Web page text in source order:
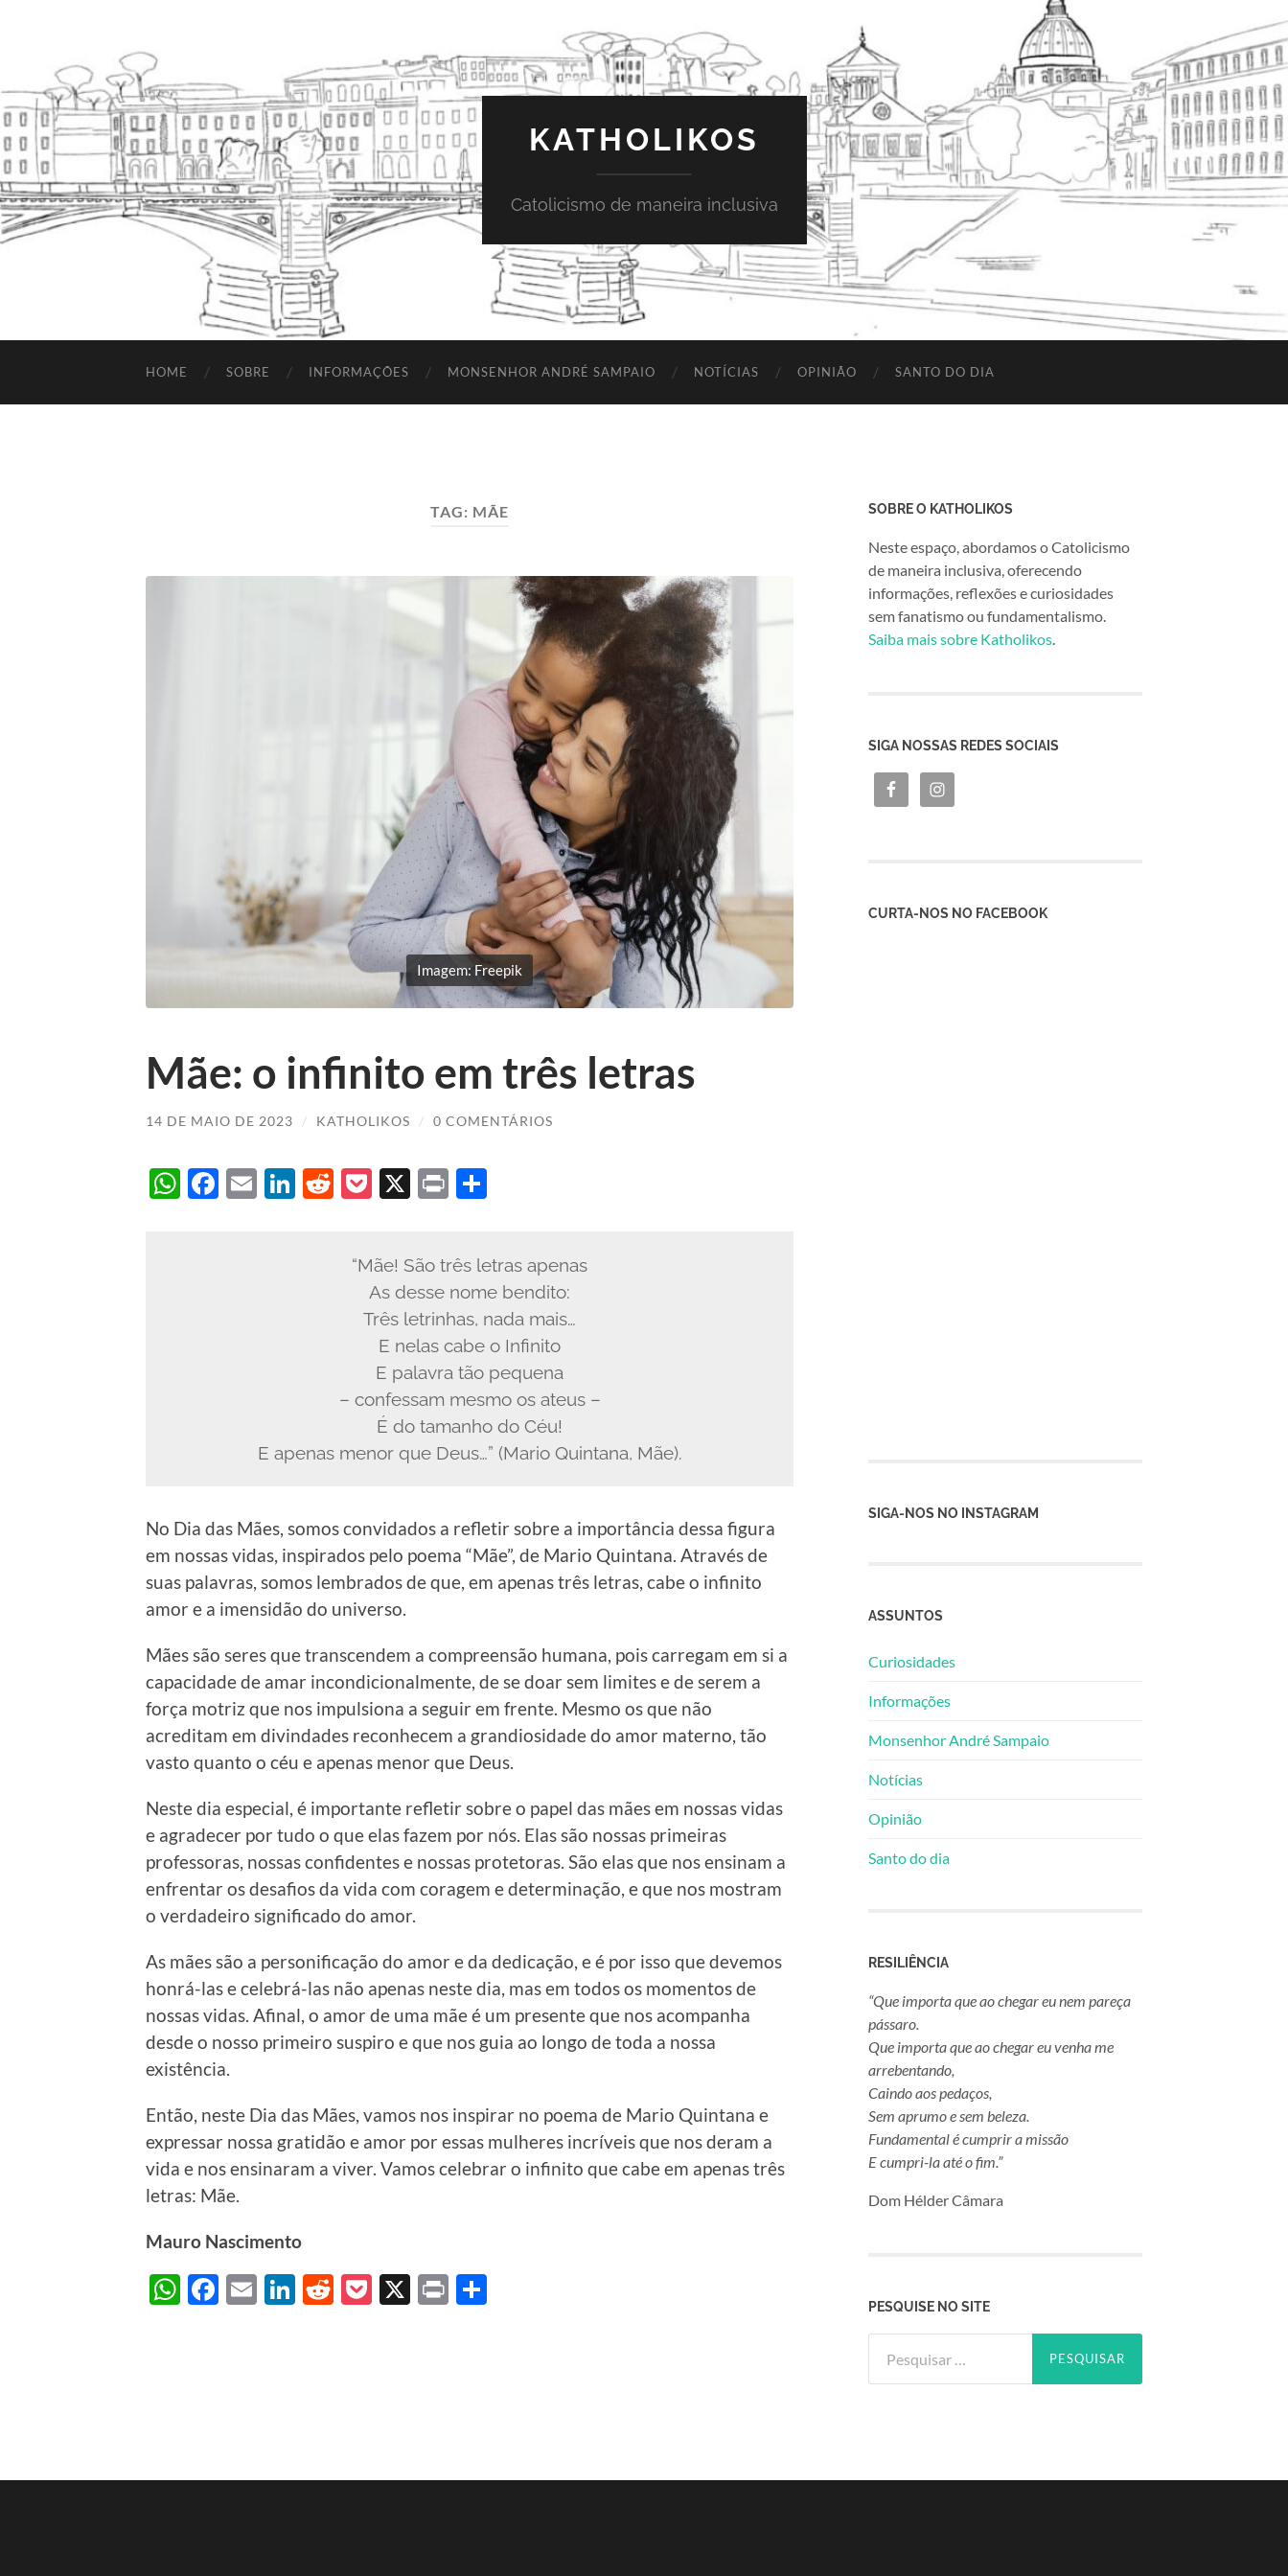
KATHOLIKOS
Catolicismo de maneira inclusiva
HOME SOBRE INFORMAÇÕES MONSENHOR ANDRÉ SAMPAIO NOTÍCIAS OPINIÃO SANTO DO DIA
TAG: MÃE
Imagem: Freepik
Mãe: o infinito em três letras
14 DE MAIO DE 2023 / KATHOLIKOS / 0 COMENTÁRIOS
WhatsApp
Facebook
EmailLinkedIn
Reddit
Pocket
X Print
“Mãe! São três letras apenas
As desse nome bendito:
Três letrinhas, nada mais…
E nelas cabe o Infinito
E palavra tão pequena
– confessam mesmo os ateus –
É do tamanho do Céu!
E apenas menor que Deus…” (Mario Quintana, Mãe).
No Dia das Mães, somos convidados a refletir sobre a importância dessa figura
em nossas vidas, inspirados pelo poema “Mãe”, de Mario Quintana. Através de
suas palavras, somos lembrados de que, em apenas três letras, cabe o infinito
amor e a imensidão do universo.
Mães são seres que transcendem a compreensão humana, pois carregam em si a
capacidade de amar incondicionalmente, de se doar sem limites e de serem a
força motriz que nos impulsiona a seguir em frente. Mesmo os que não
acreditam em divindades reconhecem a grandiosidade do amor materno, tão
vasto quanto o céu e apenas menor que Deus.
Neste dia especial, é importante refletir sobre o papel das mães em nossas vidas
e agradecer por tudo o que elas fazem por nós. Elas são nossas primeiras
professoras, nossas confidentes e nossas protetoras. São elas que nos ensinam a
enfrentar os desafios da vida com coragem e determinação, e que nos mostram
o verdadeiro significado do amor.
As mães são a personificação do amor e da dedicação, e é por isso que devemos
honrá-las e celebrá-las não apenas neste dia, mas em todos os momentos de
nossas vidas. Afinal, o amor de uma mãe é um presente que nos acompanha
desde o nosso primeiro suspiro e que nos guia ao longo de toda a nossa
existência.
Então, neste Dia das Mães, vamos nos inspirar no poema de Mario Quintana e
expressar nossa gratidão e amor por essas mulheres incríveis que nos deram a
vida e nos ensinaram a viver. Vamos celebrar o infinito que cabe em apenas três
letras: Mãe.
Mauro Nascimento
WhatsApp
Facebook
EmailLinkedIn
Reddit
Pocket
X Print
SOBRE O KATHOLIKOS
Neste espaço, abordamos o Catolicismo
de maneira inclusiva, oferecendo
informações, reflexões e curiosidades
sem fanatismo ou fundamentalismo.
Saiba mais sobre Katholikos.
SIGA NOSSAS REDES SOCIAIS
CURTA-NOS NO FACEBOOK
SIGA-NOS NO INSTAGRAM
ASSUNTOS
Curiosidades
Informações
Monsenhor André Sampaio
Notícias
Opinião
Santo do dia
RESILIÊNCIA
“Que importa que ao chegar eu nem pareça
pássaro.
Que importa que ao chegar eu venha me
arrebentando,
Caindo aos pedaços,
Sem aprumo e sem beleza.
Fundamental é cumprir a missão
E cumpri-la até o fim.”
Dom Hélder Câmara
PESQUISE NO SITE
por: